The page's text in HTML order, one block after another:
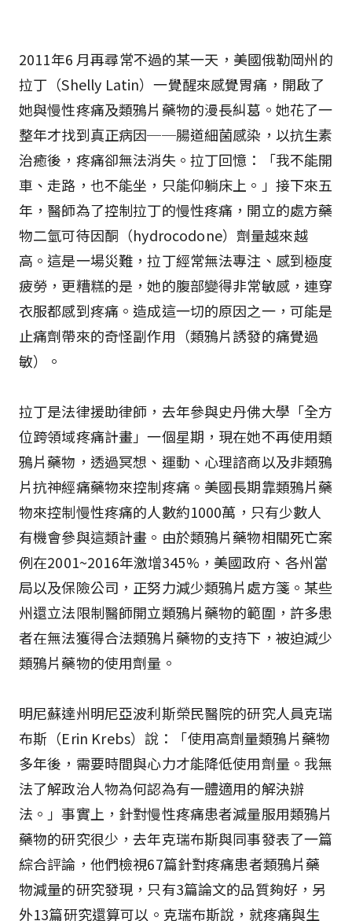
2011年6 月再尋常不過的某一天，美國俄勒岡州的
拉丁（Shelly Latin）一覺醒來感覺胃痛，開啟了
她與慢性疼痛及類鴉片藥物的漫長糾葛。她花了一
整年才找到真正病因──腸道細菌感染，以抗生素
治癒後，疼痛卻無法消失。拉丁回憶：「我不能開
車、走路，也不能坐，只能仰躺床上。」接下來五
年，醫師為了控制拉丁的慢性疼痛，開立的處方藥
物二氫可待因酮（hydrocodone）劑量越來越
高。這是一場災難，拉丁經常無法專注、感到極度
疲勞，更糟糕的是，她的腹部變得非常敏感，連穿
衣服都感到疼痛。造成這一切的原因之一，可能是
止痛劑帶來的奇怪副作用（類鴉片誘發的痛覺過
敏）。
拉丁是法律援助律師，去年參與史丹佛大學「全方
位跨領域疼痛計畫」一個星期，現在她不再使用類
鴉片藥物，透過冥想、運動、心理諮商以及非類鴉
片抗神經痛藥物來控制疼痛。美國長期靠類鴉片藥
物來控制慢性疼痛的人數約1000萬，只有少數人
有機會參與這類計畫。由於類鴉片藥物相關死亡案
例在2001~2016年激增345%，美國政府、各州當
局以及保險公司，正努力減少類鴉片處方箋。某些
州還立法限制醫師開立類鴉片藥物的範圍，許多患
者在無法獲得合法類鴉片藥物的支持下，被迫減少
類鴉片藥物的使用劑量。
明尼蘇達州明尼亞波利斯榮民醫院的研究人員克瑞
布斯（Erin Krebs）說：「使用高劑量類鴉片藥物
多年後，需要時間與心力才能降低使用劑量。我無
法了解政治人物為何認為有一體適用的解決辦
法。」事實上，針對慢性疼痛患者減量服用類鴉片
藥物的研究很少，去年克瑞布斯與同事發表了一篇
綜合評論，他們檢視67篇針對疼痛患者類鴉片藥
物減量的研究發現，只有3篇論文的品質夠好，另
外13篇研究還算可以。克瑞布斯說，就疼痛與生